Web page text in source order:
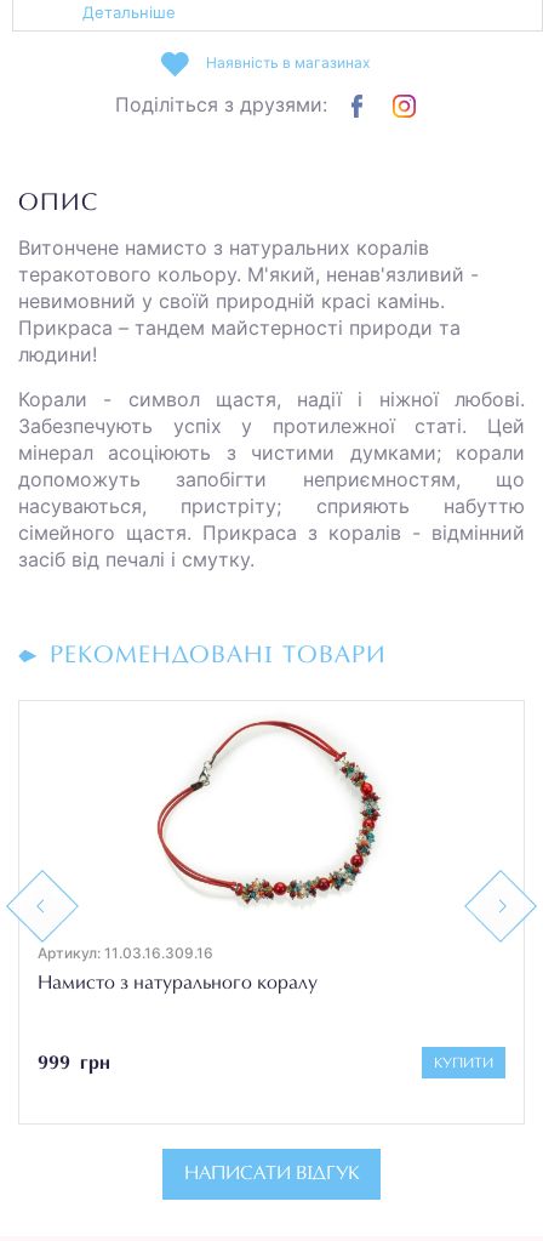
Детальніше
Наявність в магазинах
Поділіться з друзями:
ОПИС
Витончене намисто з натуральних коралів
теракотового кольору. М'який, ненав'язливий -
невимовний у своїй природній красі камінь.
Прикраса – тандем майстерності природи та
людини!
Корали - символ щастя, надії і ніжної любові.
Забезпечують успіх у протилежної статі. Цей
мінерал асоціюють з чистими думками; корали
допоможуть запобігти неприємностям, що
насуваються, пристріту; сприяють набуттю
сімейного щастя. Прикраса з коралів - відмінний
засіб від печалі і смутку.
РЕКОМЕНДОВАНІ ТОВАРИ
Previous
Артикул: 11.03.16.309.16
Намисто з натурального коралу
999 грн КУПИТИ
Next
НАПИСАТИ ВІДГУК